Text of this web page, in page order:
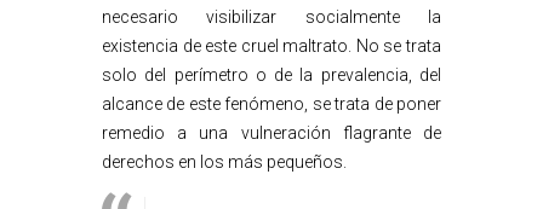
necesario visibilizar socialmente la
existencia de este cruel maltrato. No se trata
solo del perímetro o de la prevalencia, del
alcance de este fenómeno, se trata de poner
remedio a una vulneración flagrante de
derechos en los más pequeños.